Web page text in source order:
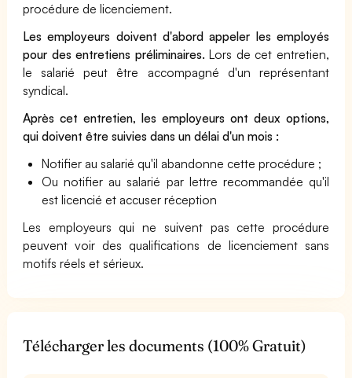
procédure de licenciement.
Les employeurs doivent d'abord appeler les employés
pour des entretiens préliminaires.Lors de cet entretien,
le salarié peut être accompagné d'un représentant
syndical.
Après cet entretien, les employeurs ont deux options,
qui doivent être suivies dans un délai d'un mois :
Notifier au salarié qu'il abandonne cette procédure ;
Ou notifier au salarié par lettre recommandée qu'il
est licencié et accuser réception
Les employeurs qui ne suivent pas cette procédure
peuvent voir des qualifications de licenciement sans
motifs réels et sérieux.
Télécharger les documents (100% Gratuit)